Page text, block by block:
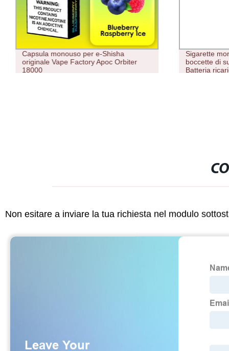
Capsula monouso per e-Shisha
originale Vape Factory Apoc Orbiter
18000
Sigarette
boccette di
Batteria
Non esitare a inviare la tua richiesta nel modulo